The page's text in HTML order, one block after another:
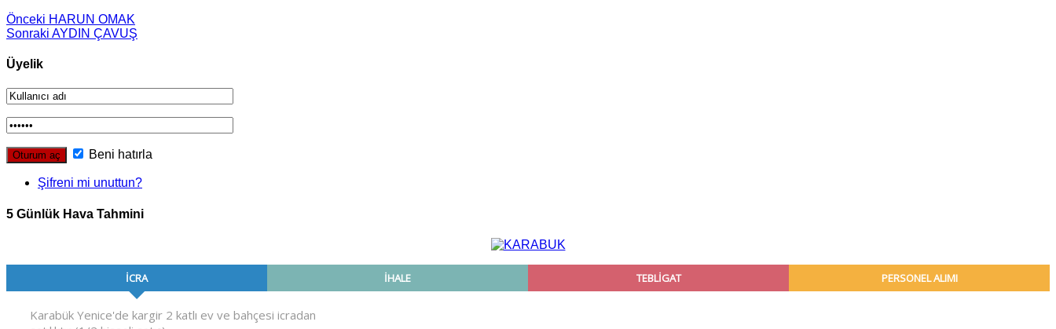
Önceki HARUN OMAK
Sonraki AYDIN ÇAVUŞ
Üyelik
Beni hatırla
Şifreni mi unuttun?
5 Günlük Hava Tahmini